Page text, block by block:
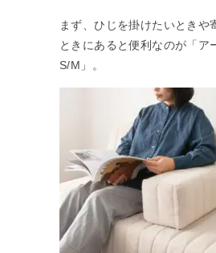
まず、ひじを掛けたいときや
ときにあると便利なのが「ア
S/M」。